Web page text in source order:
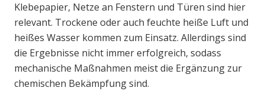
Klebepapier, Netze an Fenstern und Türen sind hier
relevant. Trockene oder auch feuchte heiße Luft und
heißes Wasser kommen zum Einsatz. Allerdings sind
die Ergebnisse nicht immer erfolgreich, sodass
mechanische Maßnahmen meist die Ergänzung zur
chemischen Bekämpfung sind.